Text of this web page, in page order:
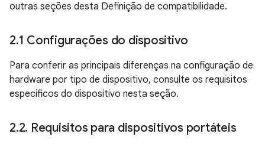
outras seções desta Definição de compatibilidade.
2.1 Configurações do dispositivo
Para conferir as principais diferenças na configuração de
hardware por tipo de dispositivo, consulte os requisitos
específicos do dispositivo nesta seção.
2.2. Requisitos para dispositivos portáteis